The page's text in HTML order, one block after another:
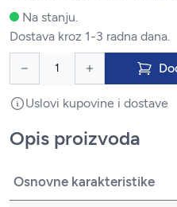
Na stanju.
Dostava kroz 1-3 radna dana.
Uslovi kupovine i dostave
Opis proizvoda
Osnovne karakteristike